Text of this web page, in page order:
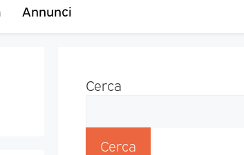
Annunci
Cerca
Cerca